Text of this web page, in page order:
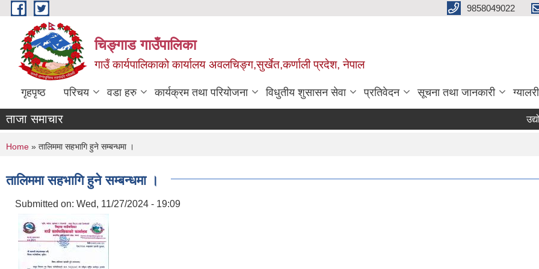
Skip to main content 9858049022
चिङ्गाड गाउँपालिका
गाउँ कार्यपालिकाको कार्यालय अवलचिङ्ग,सुर्खेत,कर्णाली प्रदेश, नेपाल
गृहपृष्ठ परिचय वडा हरु कार्यक्रम तथा परियोजना विधुतीय शुसासन सेवा प्रतिवेदन सूचना तथा जानकारी ग्यालरी
ताजा समाचार
You are here
Home » तालिममा सहभागि हुने सम्बन्धमा ।
तालिममा सहभागि हुने सम्बन्धमा ।
Submitted on: Wed, 11/27/2024 - 19:09